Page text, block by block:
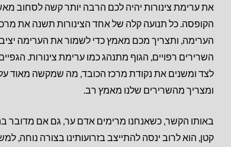
את ערימת צינורות יהיה לכם הרבה יותר קשה לסחוב
הקופסה. כל תנועה קלה של אחד הצינורות תשנה את
הערימה, ותצריך מכם מאמץ כדי לשמור את הערימה
השרירים רפויים, הגוף מתנהג כמו ערימת צינורות.
לצד ומשנים את נקודת מרכז הכובד, מה שמקשה מאוד על
ומצריך מהשרירים שלנו מאמץ רב.
באותו הקשר, כשאנחנו מרימים אדם ער, גם אם מדובר
קטן, הוא לרוב ינסה להתייצב בזרועותינו בצורה נוחה,